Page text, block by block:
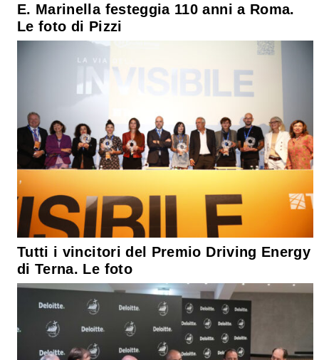
E. Marinella festeggia 110 anni a Roma.
Le foto di Pizzi
Tutti i vincitori del Premio Driving Energy
di Terna. Le foto